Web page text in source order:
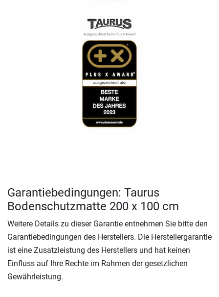
Garantiebedingungen: Taurus
Bodenschutzmatte 200 x 100 cm
Weitere Details zu dieser Garantie entnehmen Sie bitte den
Garantiebedingungen des Herstellers. Die Herstellergarantie
ist eine Zusatzleistung des Herstellers und hat keinen
Einfluss auf Ihre Rechte im Rahmen der gesetzlichen
Gewährleistung.